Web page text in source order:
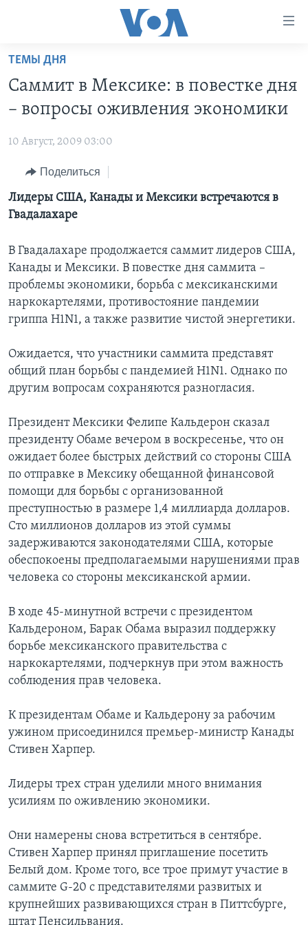
Перейти
основной
контент
навигации
Перейти
НОВОСТИ ЗА МИНУТУ
ИТОГИ
ПОЧЕМУ ЭТО ВАЖНО?
ДИСКУССИЯ VOA
ДЕТАЛИ
НЬЮ-ЙОРК NEW YORK
ПРОЕКТЫ
УЧИМ АНГЛИЙСКИЙ
НАША АМЕРИКАНСКАЯ ИСТОРИЯ
А КАК В АМЕРИКЕ?
АРТЕФАКТЫ
АМЕРИКАНСКИЕ ГОРОДКИ
ТЕСТЫ
ЭКСПЕРТИЗА
ИНТЕРВЬЮ
ФАКТЫ ПРОТИВ ФЕЙКОВ
ЗА СВОБОДУ ПРЕССЫ
УЧИМ АНГЛИЙСКИЙ
ВИДЕО
ПОДПИСКА НА НОВОСТИ
СОЦИАЛЬНЫЕ СЕТИ
Языки
ТЕМЫ ДНЯ
Саммит в Мексике: в повестке дня
– вопросы оживления экономики
10 Август, 2009 03:00
Поделиться
Лидеры США, Канады и Мексики встречаются в
Гвадалахаре
В Гвадалахаре продолжается саммит лидеров США,
Канады и Мексики. В повестке дня саммита –
проблемы экономики, борьба с мексиканскими
наркокартелями, противостояние пандемии
гриппа H1N1, а также развитие чистой энергетики.
Ожидается, что участники саммита представят
общий план борьбы с пандемией H1N1. Однако по
другим вопросам сохраняются разногласия.
Президент Мексики Фелипе Кальдерон сказал
президенту Обаме вечером в воскресенье, что он
ожидает более быстрых действий со стороны США
по отправке в Мексику обещанной финансовой
помощи для борьбы с организованной
преступностью в размере 1,4 миллиарда долларов.
Сто миллионов долларов из этой суммы
задерживаются законодателями США, которые
обеспокоены предполагаемыми нарушениями прав
человека со стороны мексиканской армии.
В ходе 45-минутной встречи с президентом
Кальдероном, Барак Обама выразил поддержку
борьбе мексиканского правительства с
наркокартелями, подчеркнув при этом важность
соблюдения прав человека.
К президентам Обаме и Кальдерону за рабочим
ужином присоединился премьер-министр Канады
Стивен Харпер.
Лидеры трех стран уделили много внимания
усилиям по оживлению экономики.
Они намерены снова встретиться в сентябре.
Стивен Харпер принял приглашение посетить
Белый дом. Кроме того, все трое примут участие в
саммите G-20 с представителями развитых и
крупнейших развивающихся стран в Питтсбурге,
штат Пенсильвания.